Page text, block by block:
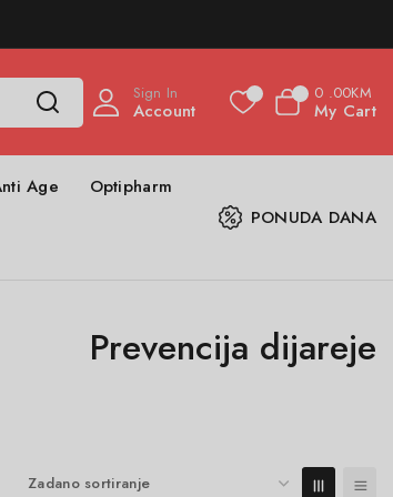
Sign In
Account
0 0 0 .00KM
My Cart
Age Optipharm
PONUDA DANA
Prevencija dijareje